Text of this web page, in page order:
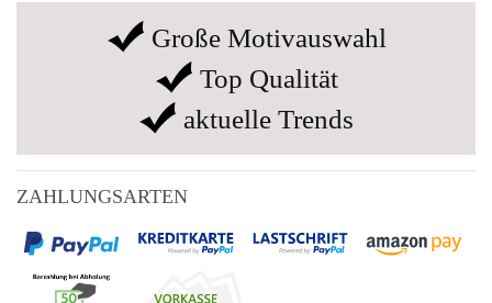
Große Motivauswahl
Top Qualität
aktuelle Trends
ZAHLUNGSARTEN